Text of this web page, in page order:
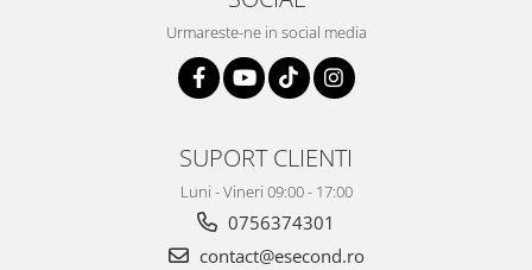
Urmareste-ne in social media
SUPORT CLIENTI
Luni - Vineri 09:00 - 17:00
0756374301
contact@esecond.ro